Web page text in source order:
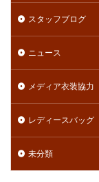
スタッフブログ
ニュース
メディア衣装協力
レディースバッグ
未分類